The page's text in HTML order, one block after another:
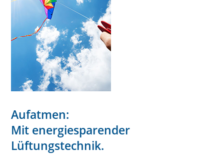
Aufatmen:
Mit energiesparender
Lüftungstechnik.